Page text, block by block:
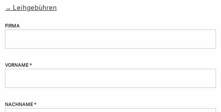
→ Leihgebühren
FIRMA
VORNAME *
NACHNAME *